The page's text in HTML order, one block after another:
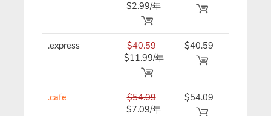
$2.99/年
.express
$40.59
$11.99/年
$40.59
.cafe
$54.09
$7.09/年
$54.09